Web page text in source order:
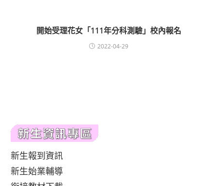
開始受理花女「111年分科測驗」校內報名
2022-04-29
新生報到資訊
新生始業輔導